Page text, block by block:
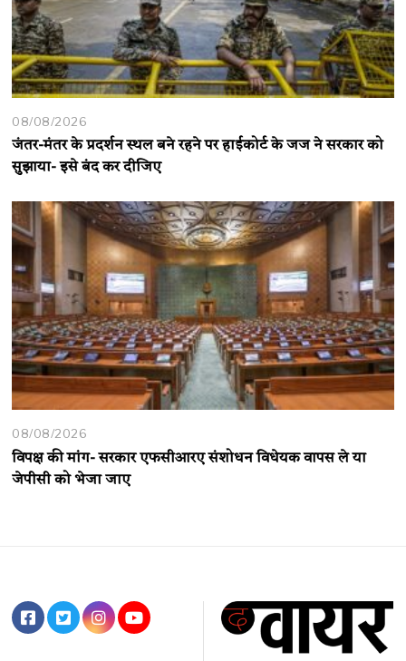
08/08/2026
जंतर-मंतर के प्रदर्शन स्थल बने रहने पर हाईकोर्ट के जज ने सरकार को
सुझाया- इसे बंद कर दीजिए
08/08/2026
विपक्ष की मांग- सरकार एफसीआरए संशोधन विधेयक वापस ले या
जेपीसी को भेजा जाए